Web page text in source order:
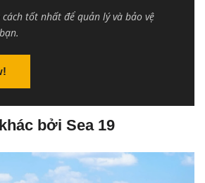
tốt nhất để quản lý và bảo vệ
bởi Sea 19